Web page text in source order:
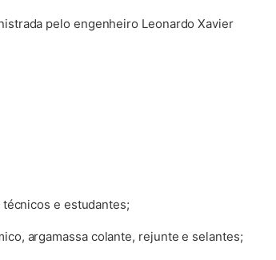
pelo engenheiro Leonardo Xavier
e estudantes;
argamassa colante, rejunte e selantes;